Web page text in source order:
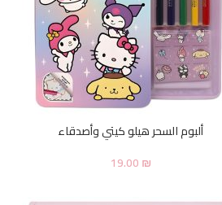
ألبوم السحر هيلو كيتي وأصدقاء
19.00₪